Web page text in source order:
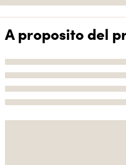
A proposito del